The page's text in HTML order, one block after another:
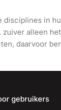
disciplines in
alleen
daarvoor
gebruikers